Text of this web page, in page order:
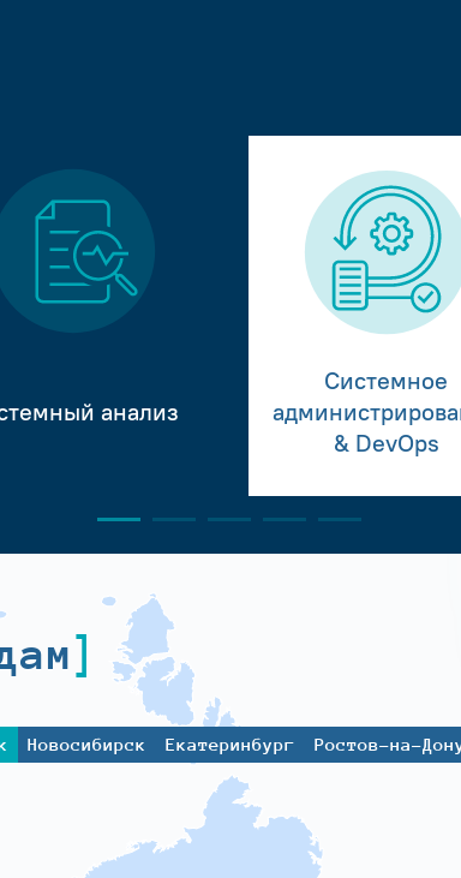
анализ
Системное
& DevOps
Новосибирск Екатеринбург Ростов-на-